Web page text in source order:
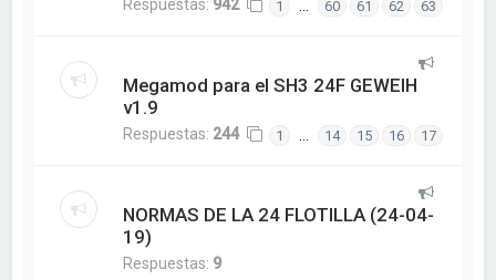
Respuestas: 942 1 … 60 61 62 63
Megamod para el SH3 24F GEWEIH
v1.9
Respuestas: 244 1 … 14 15 16 17
NORMAS DE LA 24 FLOTILLA (24-04-
19)
Respuestas: 9